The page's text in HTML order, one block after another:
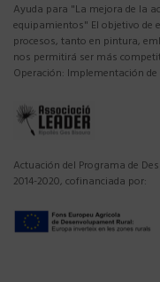
Ayuda para "La mejora de la
equipamientos" El objetivo de
procesos, tanto en pintura,
nos permitirá ser más
Operación: Implementación
Actuación del Programa de
2014-2020, cofinanciada por: